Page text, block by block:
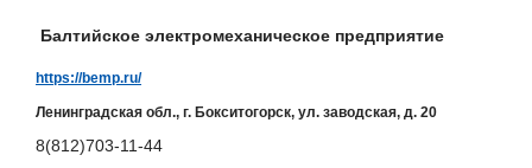
Балтийское электромеханическое предприятие
https://bemp.ru/
Ленинградская обл., г. Бокситогорск, ул. заводская, д. 20
8(812)703-11-44